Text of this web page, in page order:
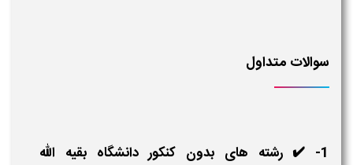
سوالات متداول
1- ✔️ رشته های بدون کنکور دانشگاه بقیه الله